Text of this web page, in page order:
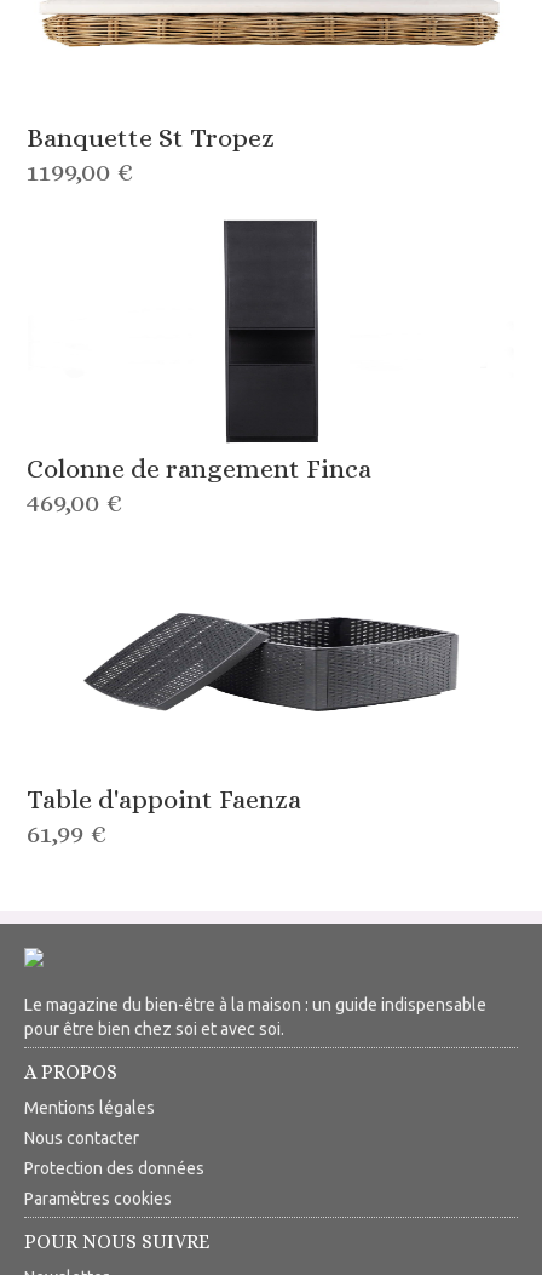
Banquette St Tropez
1199,00 €
Colonne de rangement Finca
469,00 €
Table d'appoint Faenza
61,99 €
Le magazine du bien-être à la maison : un guide indispensable
pour être bien chez soi et avec soi.
A PROPOS
Mentions légales
Nous contacter
Protection des données
Paramètres cookies
POUR NOUS SUIVRE